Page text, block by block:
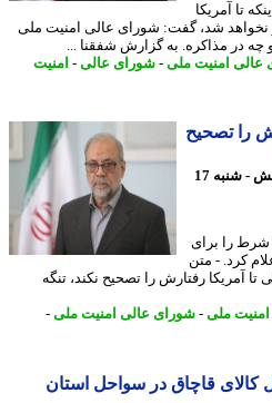
آمریکا
شد، گفت: شورای عالی امنیت ملی
مذاکره. به گزارش شفقنا ...
امنیت ملی -شورای عالی-امنیت
تصحیح
3 ساعت پیش - شنبه 17
ملی ایران 6 شرط را برای
- متن
رفتارش را تصحیح نکند، تنگه
ملی -شورای عالی امنیت ملی -
کالای قاچاق در سواحل استان